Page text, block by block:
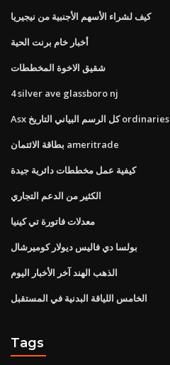
كيف لشراء الأسهم الأجنبية من نيجيريا
أخبار خام برنت الحية
شقيق الاخوة المخططات
4 silver ave glassboro nj
Asx كل الرسم البياني التاريخ ordinaries
بطاقة الائتمان ameritrade
كيفية عمل مخططات دائرية جيدة
الكثير من الدعم التجاري
معدلات فاتورة تي كينيا
بولسا دي فاليس ديولار كوميرشال
الذهب الهند آخر الأخبار اليوم
الخامس اللياقة البدنية في المستقبل
Tags